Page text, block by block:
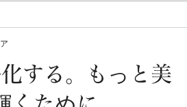
する。もっと美